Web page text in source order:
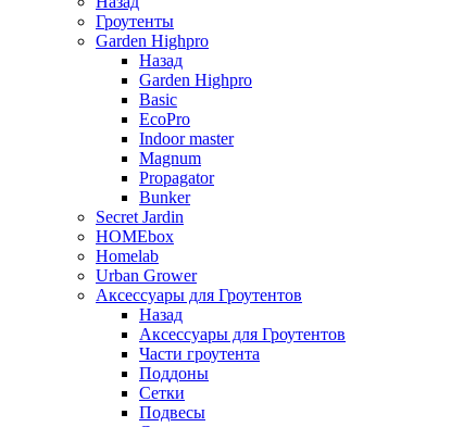
Гроутенты
Garden Highpro
Назад
Garden Highpro
Basic
EcoPro
Indoor master
Magnum
Propagator
Bunker
Secret Jardin
HOMEbox
Homelab
Urban Grower
Аксессуары для Гроутентов
Назад
Аксессуары для Гроутентов
Части гроутента
Поддоны
Сетки
Подвесы